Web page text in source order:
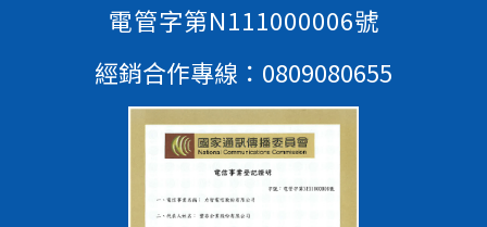
電管字第N111000006號
經銷合作專線： 0809080655